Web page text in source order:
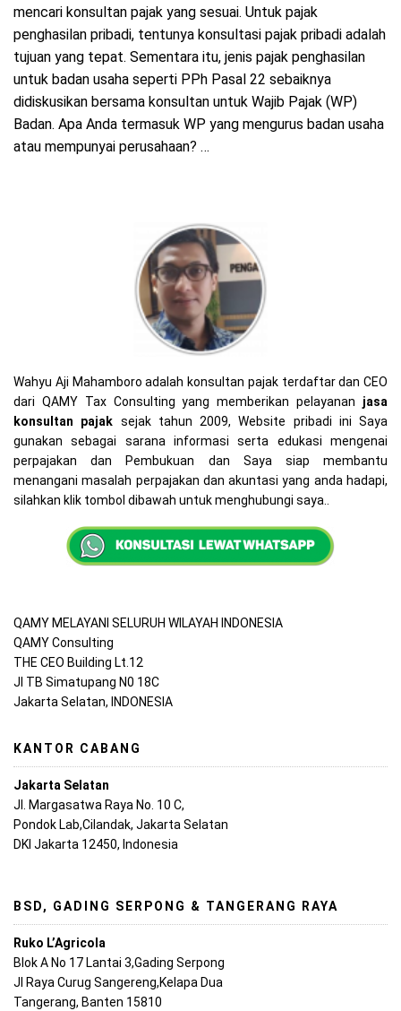
mencari konsultan pajak yang sesuai. Untuk pajak
penghasilan pribadi, tentunya konsultasi pajak pribadi adalah
tujuan yang tepat. Sementara itu, jenis pajak penghasilan
untuk badan usaha seperti PPh Pasal 22 sebaiknya
didiskusikan bersama konsultan untuk Wajib Pajak (WP)
Badan. Apa Anda termasuk WP yang mengurus badan usaha
atau mempunyai perusahaan? …
Wahyu Aji Mahamboro adalah konsultan pajak terdaftar dan CEO
dari QAMY Tax Consulting yang memberikan pelayanan jasa
konsultan pajak sejak tahun 2009, Website pribadi ini Saya
gunakan sebagai sarana informasi serta edukasi mengenai
perpajakan dan Pembukuan dan Saya siap membantu
menangani masalah perpajakan dan akuntasi yang anda hadapi,
silahkan klik tombol dibawah untuk menghubungi saya..
QAMY MELAYANI SELURUH WILAYAH INDONESIA
QAMY Consulting
THE CEO Building Lt.12
Jl TB Simatupang N0 18C
Jakarta Selatan, INDONESIA
KANTOR CABANG
Jakarta Selatan
Jl. Margasatwa Raya No. 10 C,
Pondok Lab,Cilandak, Jakarta Selatan
DKI Jakarta 12450, Indonesia
BSD, GADING SERPONG & TANGERANG RAYA
Ruko L’Agricola
Blok A No 17 Lantai 3,Gading Serpong
Jl Raya Curug Sangereng,Kelapa Dua
Tangerang, Banten 15810